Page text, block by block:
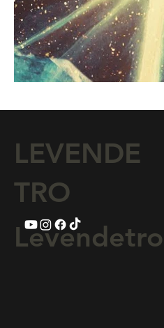
LEVENDE
TRO